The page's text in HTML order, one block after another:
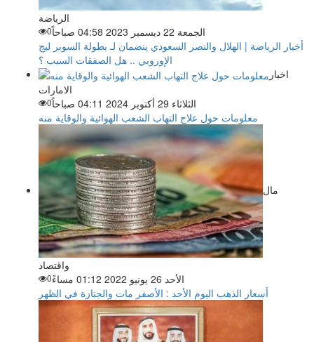
الرياضة
الجمعة 22 ديسمبر 2023 04:58 صباحاً
0
أخبار الرياضة | الهلال والنصر السعودي ينضمان لـ بطولة السوبر ليج
الإوروبي .. هل الصفقات السبب ؟
اخبار
الامارات
الثلاثاء 29 أكتوبر 2024 04:11 صباحاً
0
معلومات حول علاج التهاب الشعب الهوائية والوقاية منه
مال
واقتصاد
الأحد 26 يونيو 2022 01:12 مساءً
0
أسعار الذهب اليوم الأحد : الأصفر مات والجنازة في الظهر